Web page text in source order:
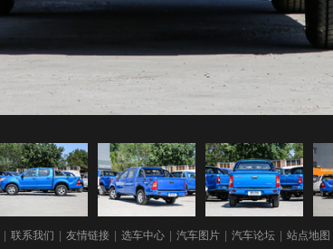
联系我们 友情链接 选车中心 汽车图片 汽车论坛 站点地图